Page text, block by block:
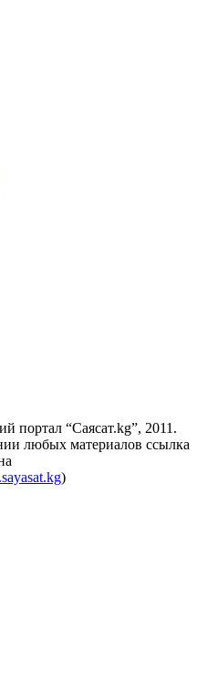
портал “Саясат.kg”, 2011.
любых материалов ссылка
)